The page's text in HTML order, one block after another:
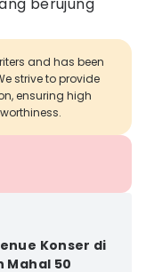
and has been
strive to provide
ensuring high
Konser di
Mahal 50